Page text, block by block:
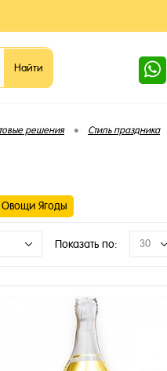
решения • Стиль праздника
Овощи Ягоды
Показать по: 30